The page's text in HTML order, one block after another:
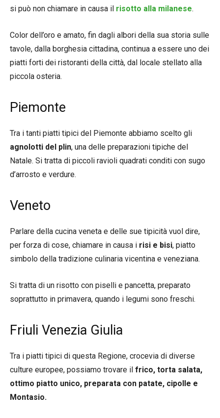
si può non chiamare in causa il risotto alla milanese.
Color dell’oro e amato, fin dagli albori della sua storia sulle
tavole, dalla borghesia cittadina, continua a essere uno dei
piatti forti dei ristoranti della città, dal locale stellato alla
piccola osteria.
Piemonte
Tra i tanti piatti tipici del Piemonte abbiamo scelto gli
agnolotti del plin, una delle preparazioni tipiche del
Natale. Si tratta di piccoli ravioli quadrati conditi con sugo
d’arrosto e verdure.
Veneto
Parlare della cucina veneta e delle sue tipicità vuol dire,
per forza di cose, chiamare in causa i risi e bisi, piatto
simbolo della tradizione culinaria vicentina e veneziana.
Si tratta di un risotto con piselli e pancetta, preparato
soprattutto in primavera, quando i legumi sono freschi.
Friuli Venezia Giulia
Tra i piatti tipici di questa Regione, crocevia di diverse
culture europee, possiamo trovare il frico, torta salata,
ottimo piatto unico, preparata con patate, cipolle e
Montasio.